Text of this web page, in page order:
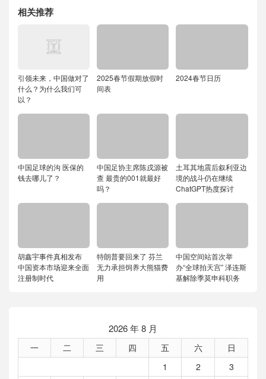
相关推荐
引领未来，中国做对了
什么？为什么我们可
以？
2025春节假期放假时
间表
2024春节日历
中国足球的沟 医保的
钱去哪儿了？
中国足协主席陈戌源被
查 最贵的001就最好
吗？
土耳其地震后叙利亚边
境的战斗仍在继续
ChatGPT热度探讨
胡鑫宇事件真相发布
中国资本市场迎来全面
注册制时代
特朗普要回来了 芬兰
无力承担饲养大熊猫费
用
中国空间站首次举
办“全球拍天宫” 泽连斯
基解除季莫申科职务
2026 年 8 月
一 二 三 四 五 六
日
1
2
3